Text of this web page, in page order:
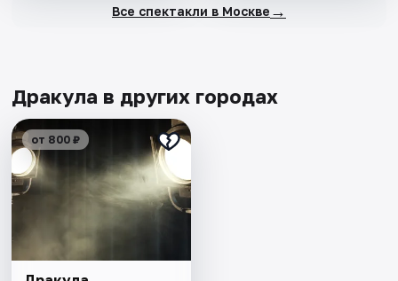
Все спектакли в Москве →
Дракула в других городах
от 800 ₽